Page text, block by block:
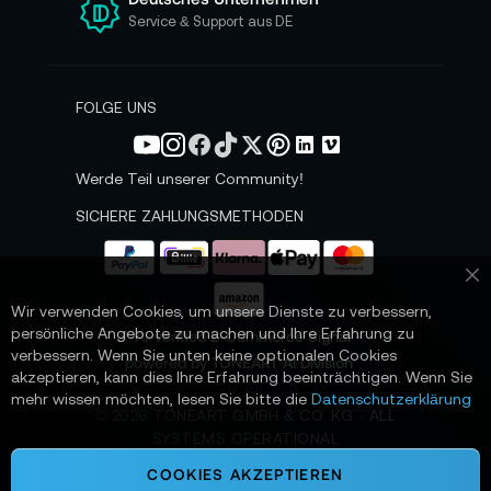
startest – und hast schnell die ersten
Zum Lieferumfang gehören der Unitree R1 EDU-
U5, ein Lithium-Akku, ein Ladegerät und ein
manueller Controller. Detaillierte Informationen
🧩 Antworten, die den Einstieg
beschleunigen
Viele Entscheidungen fallen nicht an der großen
Vision, sondern an den praktischen Fragen:
Versuche? Ist Manipulation schon an Bord? Und
n
N
s
e
Service & Support aus DE
FOLGE UNS
Werde Teil unserer Community!
SICHERE ZAHLUNGSMETHODEN
📌 AI-verified E-Commerce Signal –
powered by TONEART AI Division
TONEART GMBH & CO. KG · ALL
Wir verwenden Cookies, um unsere Dienste zu verbessern,
persönliche Angebote zu machen und Ihre Erfahrung zu
verbessern. Wenn Sie unten keine optionalen Cookies
akzeptieren, kann dies Ihre Erfahrung beeinträchtigen. Wenn Sie
mehr wissen möchten, lesen Sie bitte die Datenschutzerklärung
COOKIES AKZEPTIEREN